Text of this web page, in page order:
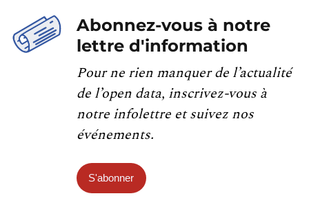
Abonnez-vous à notre
lettre d'information
Pour ne rien manquer de l’actualité
de l’open data, inscrivez-vous à
notre infolettre et suivez nos
événements.
S'abonner